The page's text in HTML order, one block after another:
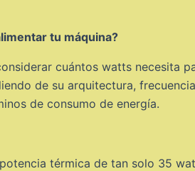
tu máquina?
cuántos watts necesita
de su arquitectura,
de consumo de energía.
térmica de tan solo 35